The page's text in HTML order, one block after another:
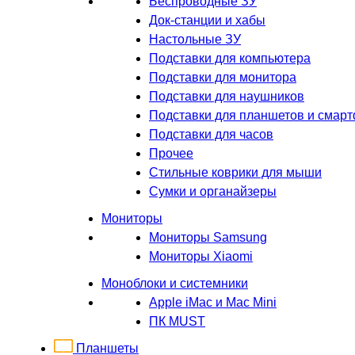
Док-станции и хабы
Настольные ЗУ
Подставки для компьютера
Подставки для монитора
Подставки для наушников
Подставки для планшетов и
Подставки для часов
Прочее
Стильные коврики для мыши
Сумки и органайзеры
Мониторы
Мониторы Samsung
Мониторы Xiaomi
Моноблоки и системники
Apple iMac и Mac Mini
ПК MUST
Планшеты